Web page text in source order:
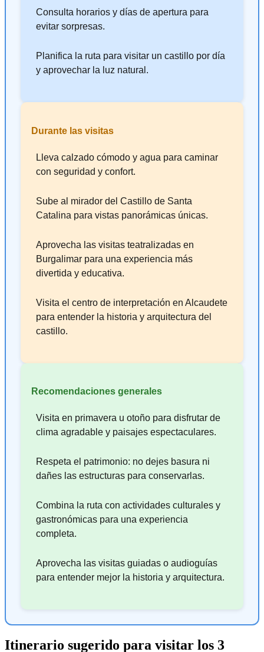
Consulta horarios y días de apertura para
evitar sorpresas.
Planifica la ruta para visitar un castillo por día
y aprovechar la luz natural.
Durante las visitas
Lleva calzado cómodo y agua para caminar
con seguridad y confort.
Sube al mirador del Castillo de Santa
Catalina para vistas panorámicas únicas.
Aprovecha las visitas teatralizadas en
Burgalimar para una experiencia más
divertida y educativa.
Visita el centro de interpretación en Alcaudete
para entender la historia y arquitectura del
castillo.
Recomendaciones generales
Visita en primavera u otoño para disfrutar de
clima agradable y paisajes espectaculares.
Respeta el patrimonio: no dejes basura ni
dañes las estructuras para conservarlas.
Combina la ruta con actividades culturales y
gastronómicas para una experiencia
completa.
Aprovecha las visitas guiadas o audioguías
para entender mejor la historia y arquitectura.
Itinerario sugerido para visitar los 3